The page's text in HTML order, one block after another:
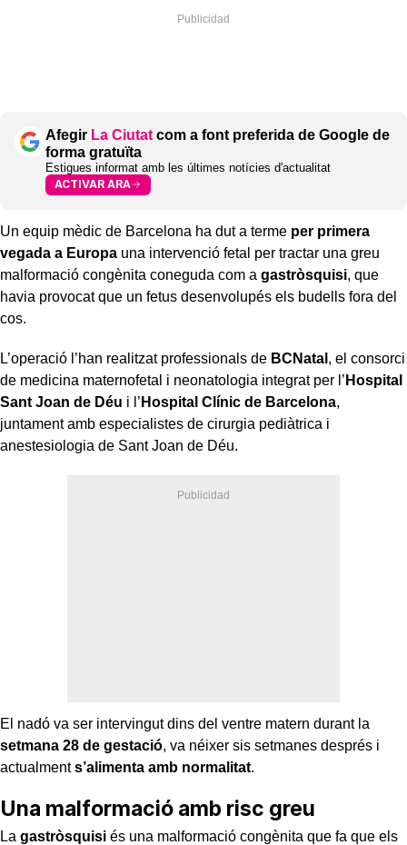
Afegir La Ciutat com a font preferida de Google de
forma gratuïta
Estigues informat amb les últimes notícies d'actualitat
ACTIVAR ARA
Un equip mèdic de Barcelona ha dut a terme per primera
vegada a Europa una intervenció fetal per tractar una greu
malformació congènita coneguda com a gastròsquisi, que
havia provocat que un fetus desenvolupés els budells fora del
cos.
L’operació l’han realitzat professionals de BCNatal , el consorci
de medicina maternofetal i neonatologia integrat per l’ Hospital
Sant Joan de Déu i l’ Hospital Clínic de Barcelona,
juntament amb especialistes de cirurgia pediàtrica i
anestesiologia de Sant Joan de Déu.
El nadó va ser intervingut dins del ventre matern durant la
setmana 28 de gestació, va néixer sis setmanes després i
actualments’alimenta amb normalitat.
Una malformació amb risc greu
La gastròsquisi és una malformació congènita que fa que els